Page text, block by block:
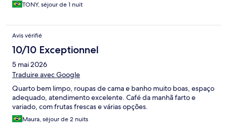
TONY, séjour de 1 nuit
Avis vérifié
10/10 Exceptionnel
5 mai 2026
Traduire avec Google
Quarto bem limpo, roupas de cama e banho muito boas, espaço
adequado, atendimento excelente. Café da manhã farto e
variado, com frutas frescas e várias opções.
Maura, séjour de 2 nuits